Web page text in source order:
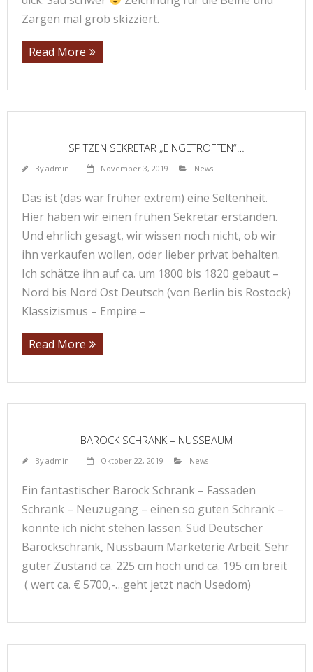
Zargen mal grob skizziert.
Read More
SPITZEN SEKRETÄR „EINGETROFFEN“…
Byadmin November 3, 2019 News
Das ist (das war früher extrem) eine Seltenheit.
Hier haben wir einen frühen Sekretär erstanden.
Und ehrlich gesagt, wir wissen noch nicht, ob wir
ihn verkaufen wollen, oder lieber privat behalten.
Ich schätze ihn auf ca. um 1800 bis 1820 gebaut –
Nord bis Nord Ost Deutsch (von Berlin bis Rostock)
Klassizismus – Empire –
Read More
BAROCK SCHRANK – NUSSBAUM
Byadmin Oktober 22, 2019 News
Ein fantastischer Barock Schrank – Fassaden
Schrank – Neuzugang – einen so guten Schrank –
konnte ich nicht stehen lassen. Süd Deutscher
Barockschrank, Nussbaum Marketerie Arbeit. Sehr
guter Zustand ca. 225 cm hoch und ca. 195 cm breit
( wert ca. € 5700,-…geht jetzt nach Usedom)